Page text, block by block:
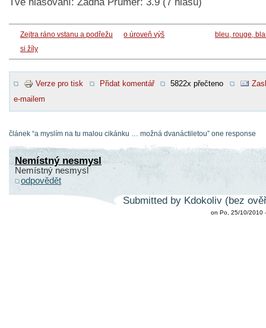
Zejtra ráno vstanu a podřežu
si žíly
o úroveň výš bleu, rouge,
Verze pro tisk Přidat komentář 5822x přečteno
e-mailem
článek “a myslím na tu malou cikánku … možná dvanáctiletou” one response
Nemístný nesmysl
Nemístný nesmysl
odpovědět
Submitted by Kdokoliv (bez
on Po, 25/10/2010